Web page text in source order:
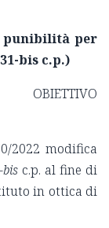
punibilità per
bis c.p.)
2022 modifica
bisc.p. al fine di
in ottica di